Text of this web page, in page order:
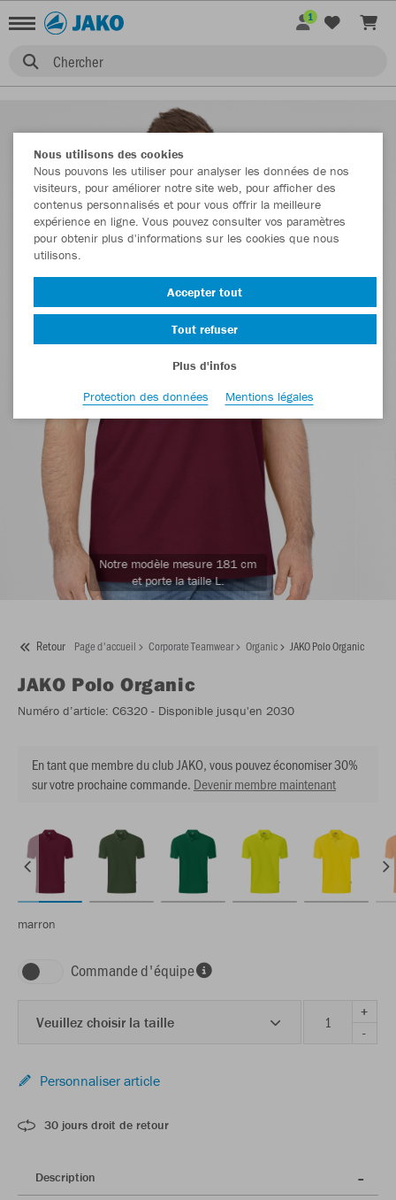
Chercher
1
Notre modèle mesure 181 cm
et porte la taille L.
Retour Page d'accueil Corporate Teamwear Organic JAKO Polo Organic
JAKO Polo Organic
Numéro d’article: C6320 - Disponible jusqu'en 2030
En tant que membre du club JAKO, vous pouvez économiser 30%
sur votre prochaine commande. Devenir membre maintenant
marron
Commande d'équipe
Veuillez choisir la taille
+
-
Personnaliser article
30 jours droit de retour
Description
Nous utilisons des cookies
Nous pouvons les utiliser pour analyser les données de nos
visiteurs, pour améliorer notre site web, pour afficher des
contenus personnalisés et pour vous offrir la meilleure
expérience en ligne. Vous pouvez consulter vos paramètres
pour obtenir plus d'informations sur les cookies que nous
utilisons.
Accepter tout
Tout refuser
Plus d'infos
Protection des données
Mentions légales